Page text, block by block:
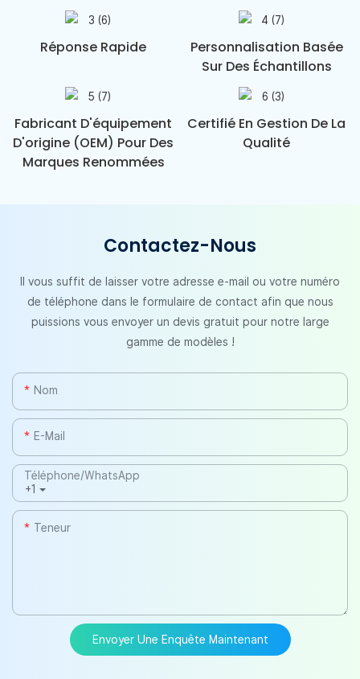
Réponse Rapide
Personnalisation Basée
Sur Des Échantillons
Fabricant D'équipement
D'origine (OEM) Pour Des
Marques Renommées
Certifié En Gestion De La
Qualité
Contactez-Nous
Il vous suffit de laisser votre adresse e-mail ou votre numéro
de téléphone dans le formulaire de contact afin que nous
puissions vous envoyer un devis gratuit pour notre large
gamme de modèles !
Nom
E-Mail
+1
Téléphone/WhatsApp
Teneur
Envoyer Une Enquête Maintenant